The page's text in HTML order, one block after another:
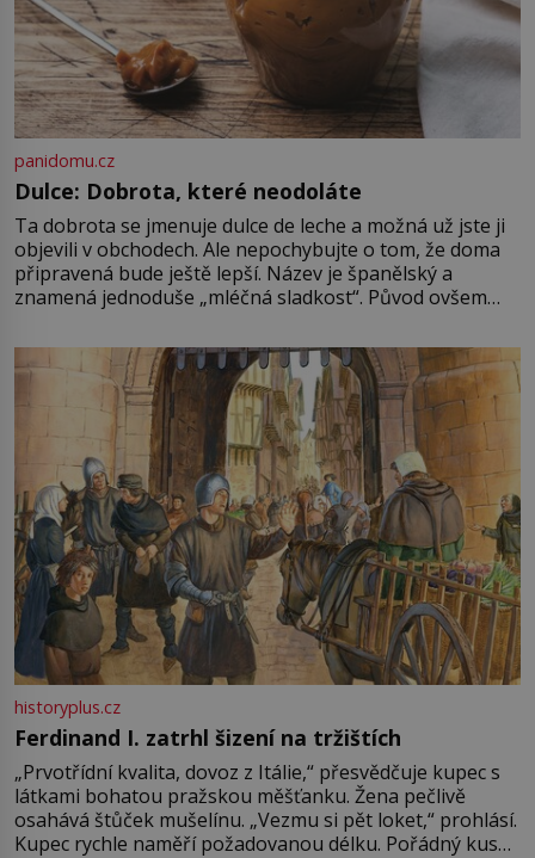
panidomu.cz
Dulce: Dobrota, které neodoláte
Ta dobrota se jmenuje dulce de leche a možná už jste ji
objevili v obchodech. Ale nepochybujte o tom, že doma
připravená bude ještě lepší. Název je španělský a
znamená jednoduše „mléčná sladkost“. Původ ovšem
pře hned několik latinskoamerických zemí a k tomu
Francie, kde se traduje,
historyplus.cz
Ferdinand I. zatrhl šizení na tržištích
„Prvotřídní kvalita, dovoz z Itálie,“ přesvědčuje kupec s
látkami bohatou pražskou měšťanku. Žena pečlivě
osahává štůček mušelínu. „Vezmu si pět loket,“ prohlásí.
Kupec rychle naměří požadovanou délku. Pořádný kus